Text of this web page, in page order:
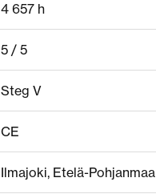
4 657 h
5 / 5
Steg V
CE
Ilmajoki, Etelä-Pohjanmaa